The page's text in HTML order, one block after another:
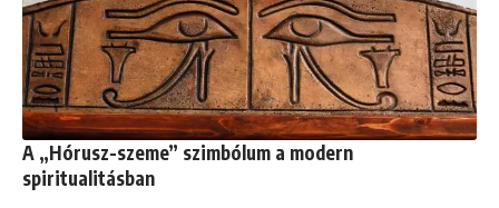
A „Hórusz-szeme” szimbólum a modern
spiritualitásban